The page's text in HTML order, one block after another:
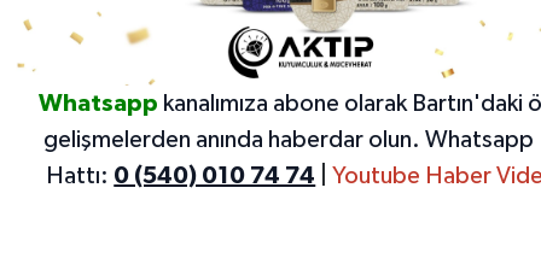
Whatsapp kanalımıza abone olarak Bartın'daki
gelişmelerden anında haberdar olun. Whatsapp
Hattı: 0 (540) 010 74 74 Youtube Haber